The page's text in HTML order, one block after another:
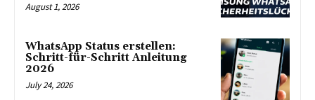
August 1, 2026
WhatsApp Status erstellen:
Schritt-für-Schritt Anleitung
2026
July 24, 2026